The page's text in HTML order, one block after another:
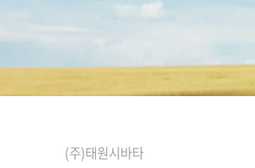
(주)태원시바타